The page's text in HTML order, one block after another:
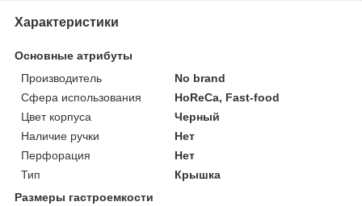
Характеристики
Основные атрибуты
Производитель
No brand
Сфера использования
HoReCa, Fast-food
Цвет корпуса
Черный
Наличие ручки
Нет
Перфорация
Нет
Тип
Крышка
Размеры гастроемкости